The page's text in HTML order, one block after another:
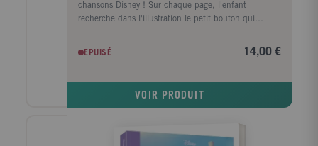
chansons Disney ! Sur chaque page, l'enfant
recherche dans l'illustration le petit bouton qui
tendre accompagne chaque chanson mythique de
d'Aladdin et invite à découvrir l'univers magique du
autonome. 5 puces sonores, 5 chansons Disney !
EPUISÉ 14,00 €
VOIR PRODUIT